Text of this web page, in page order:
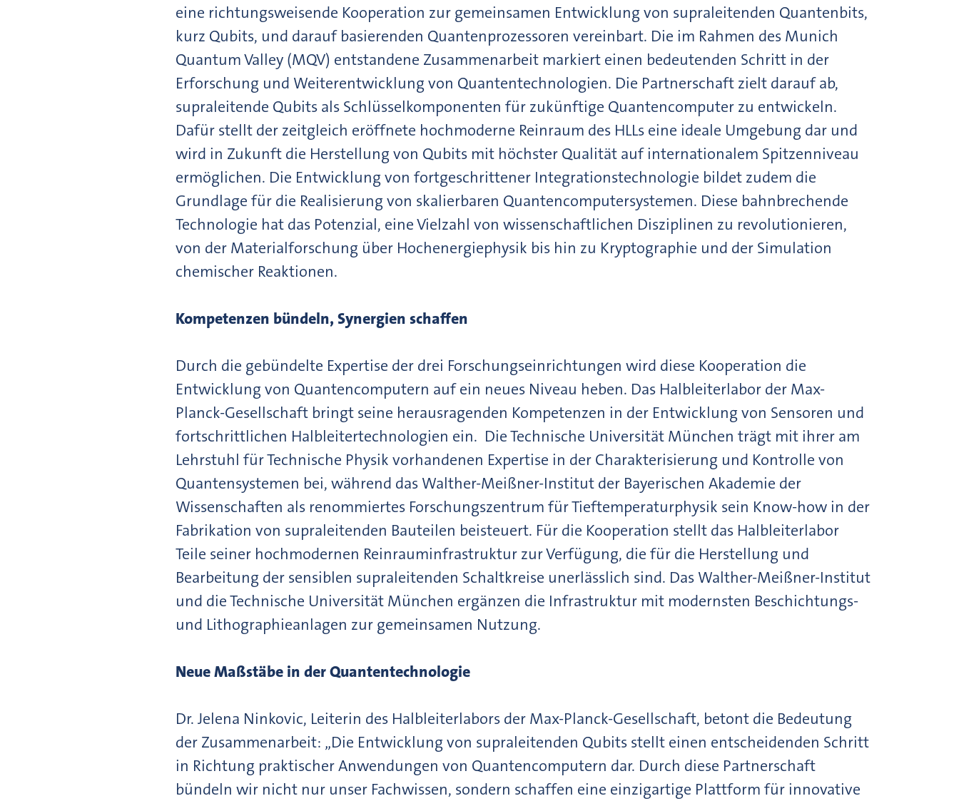
eine richtungsweisende Kooperation zur gemeinsamen Entwicklung von supraleitenden Quantenbits,
kurz Qubits, und darauf basierenden Quantenprozessoren vereinbart. Die im Rahmen des Munich
Quantum Valley (MQV) entstandene Zusammenarbeit markiert einen bedeutenden Schritt in der
Erforschung und Weiterentwicklung von Quantentechnologien. Die Partnerschaft zielt darauf ab,
supraleitende Qubits als Schlüsselkomponenten für zukünftige Quantencomputer zu entwickeln.
Dafür stellt der zeitgleich eröffnete hochmoderne Reinraum des HLLs eine ideale Umgebung dar und
wird in Zukunft die Herstellung von Qubits mit höchster Qualität auf internationalem Spitzenniveau
ermöglichen. Die Entwicklung von fortgeschrittener Integrationstechnologie bildet zudem die
Grundlage für die Realisierung von skalierbaren Quantencomputersystemen. Diese bahnbrechende
Technologie hat das Potenzial, eine Vielzahl von wissenschaftlichen Disziplinen zu revolutionieren,
von der Materialforschung über Hochenergiephysik bis hin zu Kryptographie und der Simulation
chemischer Reaktionen.
Kompetenzen bündeln, Synergien schaffen
Durch die gebündelte Expertise der drei Forschungseinrichtungen wird diese Kooperation die
Entwicklung von Quantencomputern auf ein neues Niveau heben. Das Halbleiterlabor der Max-
Planck-Gesellschaft bringt seine herausragenden Kompetenzen in der Entwicklung von Sensoren und
fortschrittlichen Halbleitertechnologien ein. Die Technische Universität München trägt mit ihrer am
Lehrstuhl für Technische Physik vorhandenen Expertise in der Charakterisierung und Kontrolle von
Quantensystemen bei, während das Walther-Meißner-Institut der Bayerischen Akademie der
Wissenschaften als renommiertes Forschungszentrum für Tieftemperaturphysik sein Know-how in der
Fabrikation von supraleitenden Bauteilen beisteuert. Für die Kooperation stellt das Halbleiterlabor
Teile seiner hochmodernen Reinrauminfrastruktur zur Verfügung, die für die Herstellung und
Bearbeitung der sensiblen supraleitenden Schaltkreise unerlässlich sind. Das Walther-Meißner-Institut
und die Technische Universität München ergänzen die Infrastruktur mit modernsten Beschichtungs-
und Lithographieanlagen zur gemeinsamen Nutzung.
Neue Maßstäbe in der Quantentechnologie
Dr. Jelena Ninkovic, Leiterin des Halbleiterlabors der Max-Planck-Gesellschaft, betont die Bedeutung
der Zusammenarbeit: „Die Entwicklung von supraleitenden Qubits stellt einen entscheidenden Schritt
in Richtung praktischer Anwendungen von Quantencomputern dar. Durch diese Partnerschaft
bündeln wir nicht nur unser Fachwissen, sondern schaffen eine einzigartige Plattform für innovative